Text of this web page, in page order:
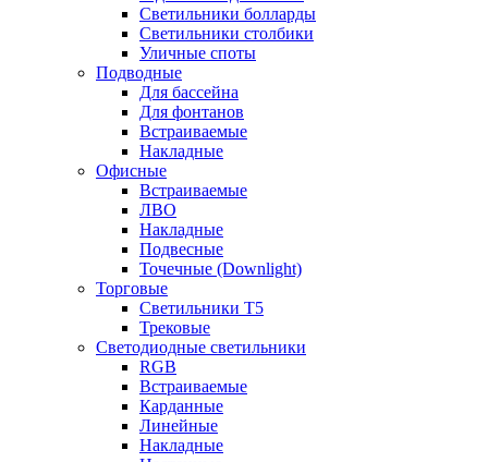
Светильники болларды
Светильники столбики
Уличные споты
Подводные
Для бассейна
Для фонтанов
Встраиваемые
Накладные
Офисные
Встраиваемые
ЛВО
Накладные
Подвесные
Точечные (Downlight)
Торговые
Светильники Т5
Трековые
Светодиодные светильники
RGB
Встраиваемые
Карданные
Линейные
Накладные